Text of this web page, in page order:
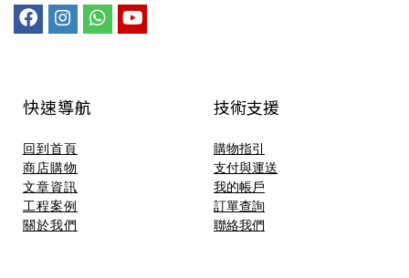
快速導航
回到首頁
商店購物
文章資訊
工程案例
關於我們
技術支援​
購物指引
支付與運送
我的帳戶
訂單查詢
聯絡我們